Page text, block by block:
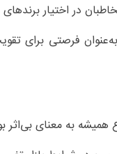
در اختیار برندهای
فرصتی برای
به معنای بی‌اثر